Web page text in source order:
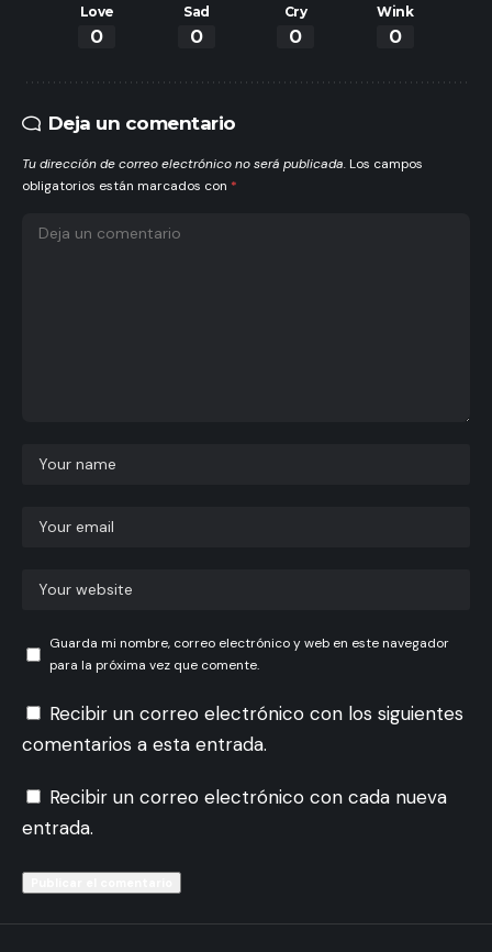
Love
0
Sad
0
Cry
0
Wink
0
Deja un comentario
Tu dirección de correo electrónico no será publicada. Los campos
obligatorios están marcados con *
Guarda mi nombre, correo electrónico y web en este navegador
para la próxima vez que comente.
Recibir un correo electrónico con los siguientes
comentarios a esta entrada.
Recibir un correo electrónico con cada nueva
entrada.